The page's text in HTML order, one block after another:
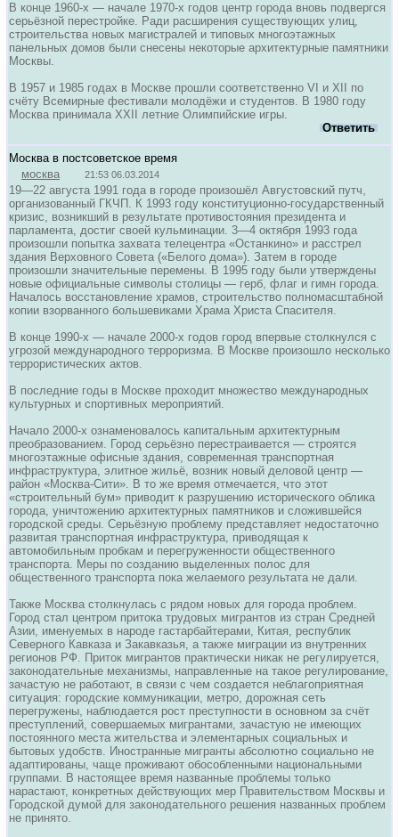
В конце 1960-х — начале 1970-х годов центр города вновь подвергся
серьёзной перестройке. Ради расширения существующих улиц,
строительства новых магистралей и типовых многоэтажных
панельных домов были снесены некоторые архитектурные памятники
Москвы.
В 1957 и 1985 годах в Москве прошли соответственно VI и XII по
счёту Всемирные фестивали молодёжи и студентов. В 1980 году
Москва принимала XXII летние Олимпийские игры.
Ответить
Москва в постсоветское время
москва
21:53 06.03.2014
19—22 августа 1991 года в городе произошёл Августовский путч,
организованный ГКЧП. К 1993 году конституционно-государственный
кризис, возникший в результате противостояния президента и
парламента, достиг своей кульминации. 3—4 октября 1993 года
произошли попытка захвата телецентра «Останкино» и расстрел
здания Верховного Совета («Белого дома»). Затем в городе
произошли значительные перемены. В 1995 году были утверждены
новые официальные символы столицы — герб, флаг и гимн города.
Началось восстановление храмов, строительство полномасштабной
копии взорванного большевиками Храма Христа Спасителя.
В конце 1990-х — начале 2000-х годов город впервые столкнулся с
угрозой международного терроризма. В Москве произошло несколько
террористических актов.
В последние годы в Москве проходит множество международных
культурных и спортивных мероприятий.
Начало 2000-х ознаменовалось капитальным архитектурным
преобразованием. Город серьёзно перестраивается — строятся
многоэтажные офисные здания, современная транспортная
инфраструктура, элитное жильё, возник новый деловой центр —
район «Москва-Сити». В то же время отмечается, что этот
«строительный бум» приводит к разрушению исторического облика
города, уничтожению архитектурных памятников и сложившейся
городской среды. Серьёзную проблему представляет недостаточно
развитая транспортная инфраструктура, приводящая к
автомобильным пробкам и перегруженности общественного
транспорта. Меры по созданию выделенных полос для
общественного транспорта пока желаемого результата не дали.
Также Москва столкнулась с рядом новых для города проблем.
Город стал центром притока трудовых мигрантов из стран Средней
Азии, именуемых в народе гастарбайтерами, Китая, республик
Северного Кавказа и Закавказья, а также миграции из внутренних
регионов РФ. Приток мигрантов практически никак не регулируется,
законодательные механизмы, направленные на такое регулирование,
зачастую не работают, в связи с чем создается неблагоприятная
ситуация: городские коммуникации, метро, дорожная сеть
перегружены, наблюдается рост преступности в основном за счёт
преступлений, совершаемых мигрантами, зачастую не имеющих
постоянного места жительства и элементарных социальных и
бытовых удобств. Иностранные мигранты абсолютно социально не
адаптированы, чаще проживают обособленными национальными
группами. В настоящее время названные проблемы только
нарастают, конкретных действующих мер Правительством Москвы и
Городской думой для законодательного решения названных проблем
не принято.